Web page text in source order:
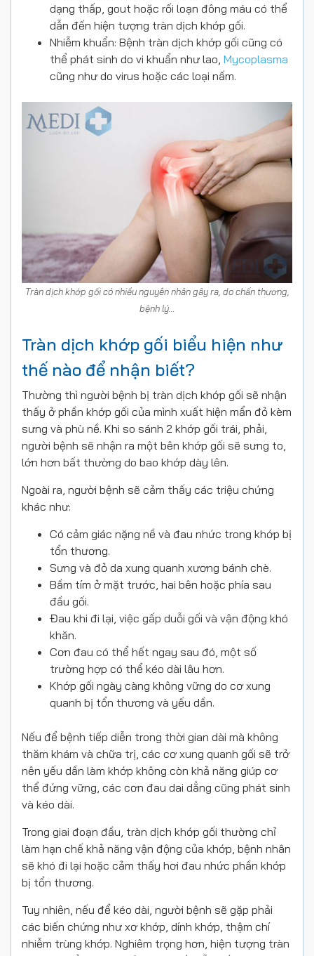
dạng thấp, gout hoặc rối loạn đông máu có thể
dẫn đến hiện tượng tràn dịch khớp gối.
Nhiễm khuẩn: Bệnh tràn dịch khớp gối cũng có
thể phát sinh do vi khuẩn như lao, Mycoplasma
cũng như do virus hoặc các loại nấm.
Tràn dịch khớp gối có nhiều nguyên nhân gây ra, do chấn thương,
bệnh lý…
Tràn dịch khớp gối biểu hiện như
thế nào để nhận biết?
Thường thì người bệnh bị tràn dịch khớp gối sẽ nhận
thấy ở phần khớp gối của mình xuất hiện mẩn đỏ kèm
sưng và phù nề. Khi so sánh 2 khớp gối trái, phải,
người bệnh sẽ nhận ra một bên khớp gối sẽ sưng to,
lớn hơn bất thường do bao khớp dày lên.
Ngoài ra, người bệnh sẽ cảm thấy các triệu chứng
khác như:
Có cảm giác nặng nề và đau nhức trong khớp bị
tổn thương.
Sưng và đỏ da xung quanh xương bánh chè.
Bầm tím ở mặt trước, hai bên hoặc phía sau
đầu gối.
Đau khi đi lại, việc gấp duỗi gối và vận động khó
khăn.
Cơn đau có thể hết ngay sau đó, một số
trường hợp có thể kéo dài lâu hơn.
Khớp gối ngày càng không vững do cơ xung
quanh bị tổn thương và yếu dần.
Nếu để bệnh tiếp diễn trong thời gian dài mà không
thăm khám và chữa trị, các cơ xung quanh gối sẽ trở
nên yếu dần làm khớp không còn khả năng giúp cơ
thể đứng vững, các cơn đau dai dẳng cũng phát sinh
và kéo dài.
Trong giai đoạn đầu, tràn dịch khớp gối thường chỉ
làm hạn chế khả năng vận động của khớp, bệnh nhân
sẽ khó đi lại hoặc cảm thấy hơi đau nhức phần khớp
bị tổn thương.
Tuy nhiên, nếu để kéo dài, người bệnh sẽ gặp phải
các biến chứng như xơ khớp, dính khớp, thậm chí
nhiễm trùng khớp. Nghiêm trọng hơn, hiện tượng tràn